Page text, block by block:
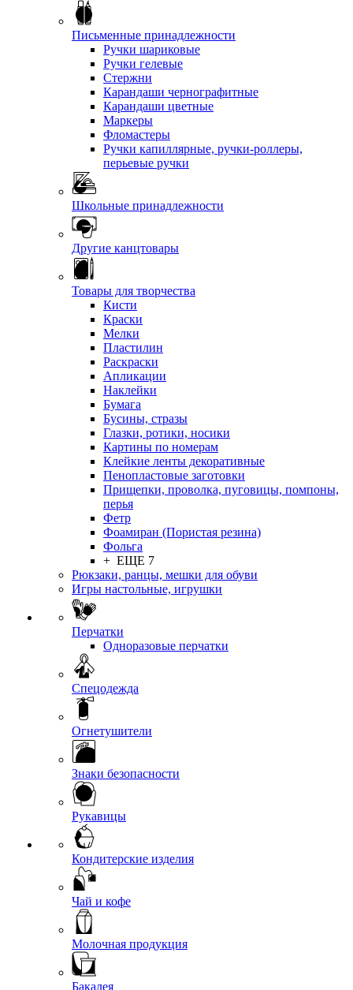
Письменные принадлежности
Ручки шариковые
Ручки гелевые
Стержни
Карандаши чернографитные
Карандаши цветные
Маркеры
Фломастеры
Ручки капиллярные, ручки-роллеры,
перьевые ручки
Школьные принадлежности
Другие канцтовары
Товары для творчества
Кисти
Краски
Мелки
Пластилин
Раскраски
Апликации
Наклейки
Бумага
Бусины, стразы
Глазки, ротики, носики
Картины по номерам
Клейкие ленты декоративные
Пенопластовые заготовки
Прищепки, проволка, пуговицы, помпоны,
перья
Фетр
Фоамиран (Пористая резина)
Фольга
+ ЕЩЕ 7
Рюкзаки, ранцы, мешки для обуви
Игры настольные, игрушки
Перчатки
Одноразовые перчатки
Спецодежда
Огнетушители
Знаки безопасности
Рукавицы
Кондитерские изделия
Чай и кофе
Молочная продукция
Бакалея